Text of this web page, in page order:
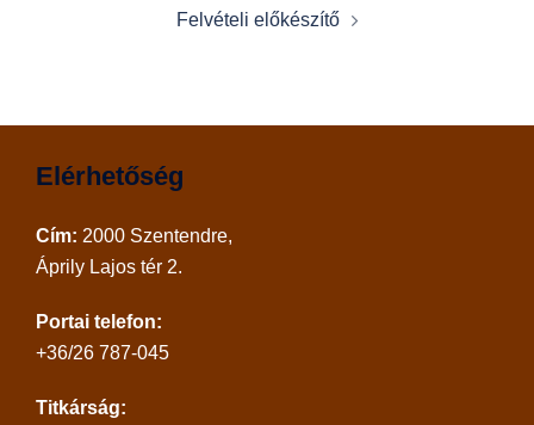
Felvételi előkészítő
Elérhetőség
Cím: 2000 Szentendre,
Áprily Lajos tér 2.
Portai telefon:
+36/26 787-045
Titkárság: